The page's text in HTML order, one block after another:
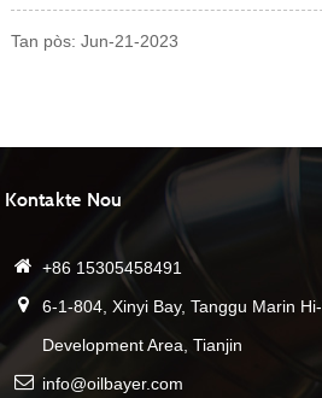
Tan pòs: Jun-21-2023
Kontakte Nou
+86 15305458491
6-1-804, Xinyi Bay, Tanggu Marin
Development Area, Tianjin
info@oilbayer.com